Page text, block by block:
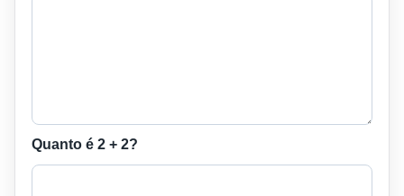
Quanto é 2 + 2?